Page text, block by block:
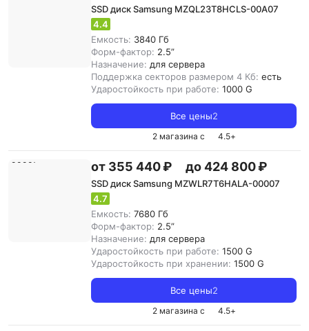
SSD диск Samsung MZQL23T8HCLS-00A07
4.4
Емкость: 3840 Гб
Форм-фактор: 2.5”
Назначение: для сервера
Поддержка секторов размером 4 Кб: есть
Ударостойкость при работе: 1000 G
Все цены2
2 магазина с 4.5+
от 355 440 ₽ до 424 800 ₽
SSD диск Samsung MZWLR7T6HALA-00007
4.7
Емкость: 7680 Гб
Форм-фактор: 2.5”
Назначение: для сервера
Ударостойкость при работе: 1500 G
Ударостойкость при хранении: 1500 G
Все цены2
2 магазина с 4.5+